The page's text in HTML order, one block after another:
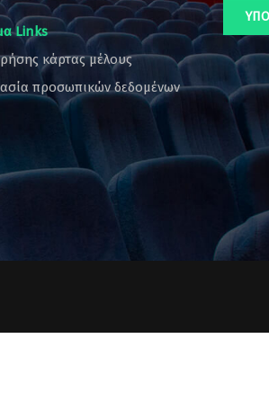
Links
κάρτας μέλους
προσωπικών δεδομένων